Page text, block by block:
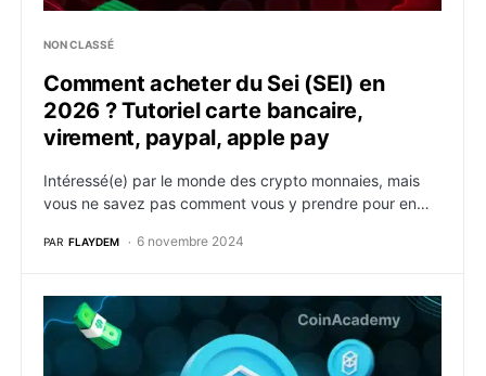
NON CLASSÉ
Comment acheter du Sei (SEI) en
2026 ? Tutoriel carte bancaire,
virement, paypal, apple pay
Intéressé(e) par le monde des crypto monnaies, mais
vous ne savez pas comment vous y prendre pour en…
PAR FLAYDEM 6 novembre 2024
Comment acheter du Fantom (FTM) en 2026 ?